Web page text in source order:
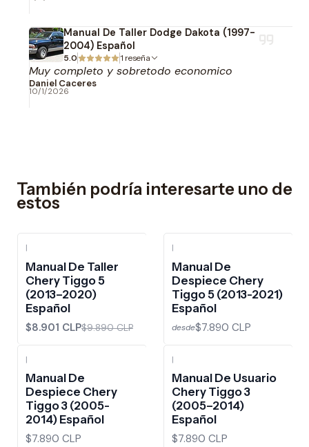
Manual De Taller Dodge Dakota (1997-
2004) Español
5.0 1 reseña
Muy completo y sobretodo economico
Daniel Caceres
10/1/2026
También podría interesarte uno de
estos
|
Manual De Taller
Chery Tiggo 5
(2013–2020)
Español
$8.901 CLP$9.890 CLP
|
Manual De
Despiece Chery
Tiggo 5 (2013-2021)
Español
desde$7.890 CLP
|
Manual De
Despiece Chery
Tiggo 3 (2005-
2014) Español
$7.890 CLP
|
Manual De Usuario
Chery Tiggo 3
(2005–2014)
Español
$7.890 CLP